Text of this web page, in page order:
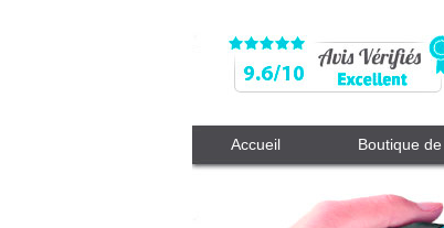
Accueil Boutique